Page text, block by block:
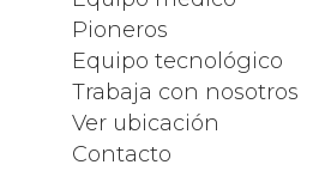
Pioneros
Equipo tecnológico
Trabaja con nosotros
Ver ubicación
Contacto